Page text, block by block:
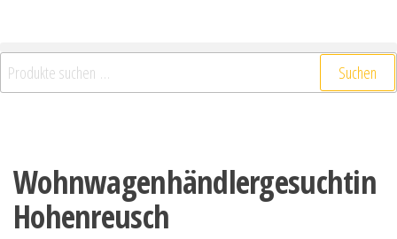
Suchen
Wohnwagenhändlergesuchtin
Hohenreusch